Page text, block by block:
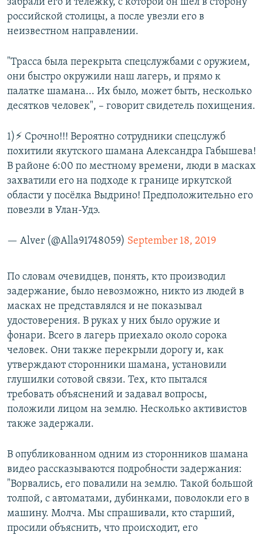
забрали его и тележку, с которой он шел в сторону
российской столицы, а после увезли его в
неизвестном направлении.
"Трасса была перекрыта спецслужбами с оружием,
они быстро окружили наш лагерь, и прямо к
палатке шамана... Их было, может быть, несколько
десятков человек", – говорит свидетель похищения.
1)⚡️ Срочно!!! Вероятно сотрудники спецслужб
похитили якутского шамана Александра Габышева!
В районе 6:00 по местному времени, люди в масках
захватили его на подходе к границе иркутской
области у посёлка Выдрино! Предположительно его
повезли в Улан-Удэ.
— Alver (@Alla91748059) September 18, 2019
По словам очевидцев, понять, кто производил
задержание, было невозможно, никто из людей в
масках не представлялся и не показывал
удостоверения. В руках у них было оружие и
фонари. Всего в лагерь приехало около сорока
человек. Они также перекрыли дорогу и, как
утверждают сторонники шамана, установили
глушилки сотовой связи. Тех, кто пытался
требовать объяснений и задавал вопросы,
положили лицом на землю. Несколько активистов
также задержали.
В опубликованном одним из сторонников шамана
видео рассказываются подробности задержания:
"Ворвались, его повалили на землю. Такой большой
толпой, с автоматами, дубинками, поволокли его в
машину. Молча. Мы спрашивали, кто старший,
просили объяснить, что происходит, его